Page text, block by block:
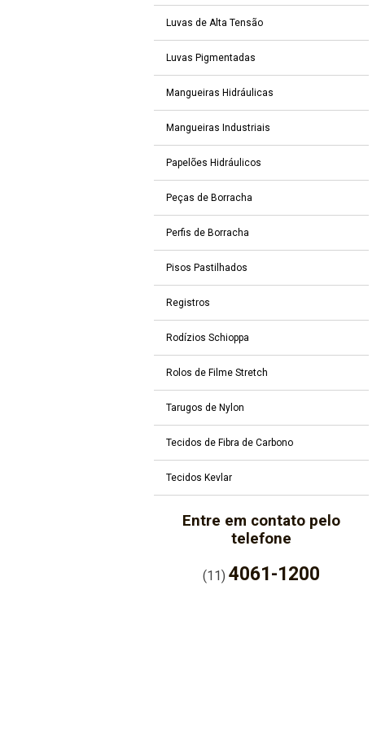
Luvas de Alta Tensão
Luvas Pigmentadas
Mangueiras Hidráulicas
Mangueiras Industriais
Papelões Hidráulicos
Peças de Borracha
Perfis de Borracha
Pisos Pastilhados
Registros
Rodízios Schioppa
Rolos de Filme Stretch
Tarugos de Nylon
Tecidos de Fibra de Carbono
Tecidos Kevlar
Entre em contato pelo
telefone
(11)4061-1200